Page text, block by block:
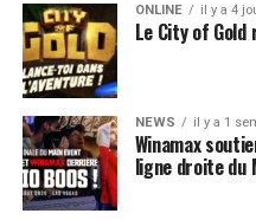
ONLINE il y a 4
Le City of
NEWS il y a 1
Winamax
ligne droite du